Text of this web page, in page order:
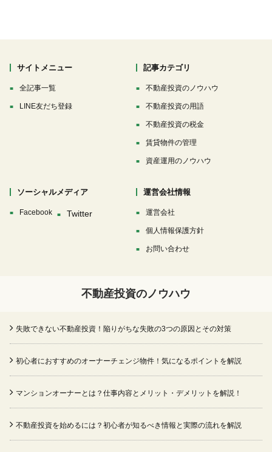
サイトメニュー
全記事一覧
LINE友だち登録
記事カテゴリ
不動産投資のノウハウ
不動産投資の用語
不動産投資の税金
賃貸物件の管理
資産運用のノウハウ
ソーシャルメディア
Facebook
運営会社情報
運営会社
個人情報保護方針
お問い合わせ
不動産投資のノウハウ
失敗できない不動産投資！陥りがちな失敗の3つの原因とその対策
初心者におすすめのオーナーチェンジ物件！気になるポイントを解説
マンションオーナーとは？仕事内容とメリット・デメリットを解説！
不動産投資を始めるには？初心者が知るべき情報と実際の流れを解説